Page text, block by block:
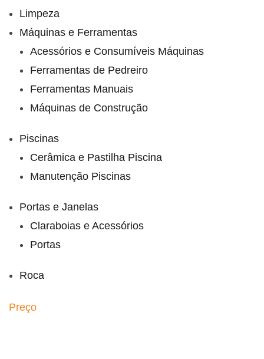
Limpeza
Máquinas e Ferramentas
Acessórios e Consumíveis Máquinas
Ferramentas de Pedreiro
Ferramentas Manuais
Máquinas de Construção
Piscinas
Cerâmica e Pastilha Piscina
Manutenção Piscinas
Portas e Janelas
Claraboias e Acessórios
Portas
Roca
Preço